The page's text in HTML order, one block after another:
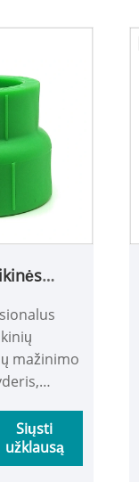
mažinimo
ir
Siųsti
užklausą